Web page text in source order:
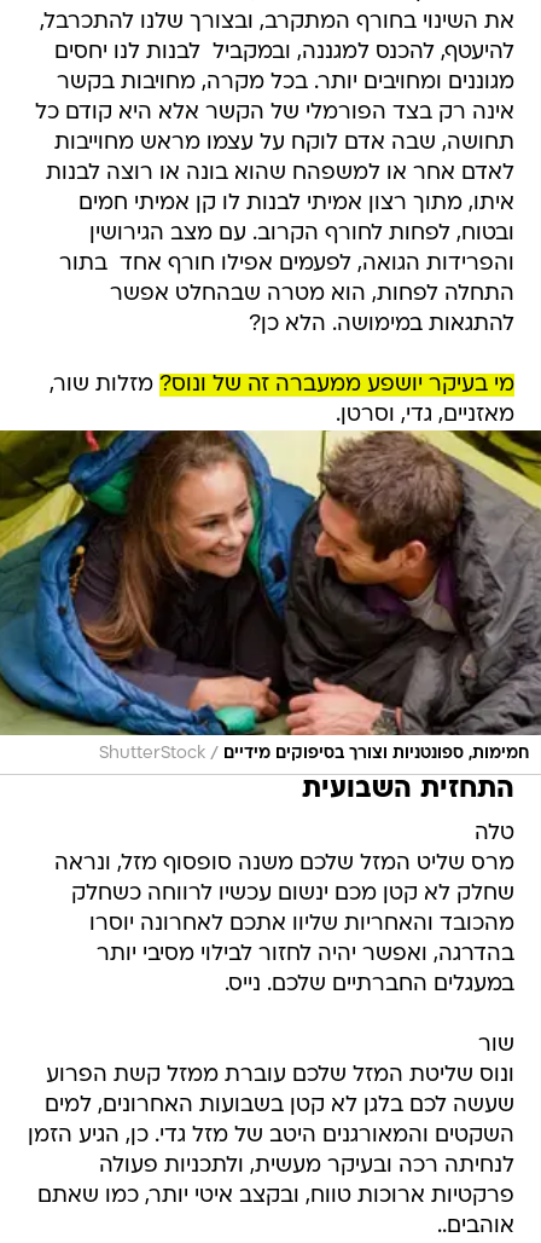
את השינוי בחורף המתקרב, ובצורך שלנו להתכרבל,
להיעטף, להכנס למגננה, ובמקביל  לבנות לנו יחסים
מגוננים ומחויבים יותר. בכל מקרה, מחויבות בקשר
אינה רק בצד הפורמלי של הקשר אלא היא קודם כל
תחושה, שבה אדם לוקח על עצמו מראש מחוייבות
לאדם אחר או למשפהח שהוא בונה או רוצה לבנות
איתו, מתוך רצון אמיתי לבנות לו קן אמיתי חמים
ובטוח, לפחות לחורף הקרוב. עם מצב הגירושין
והפרידות הגואה, לפעמים אפילו חורף אחד  בתור
התחלה לפחות, הוא מטרה שבהחלט אפשר
להתגאות במימושה. הלא כן?
מי בעיקר יושפע ממעברה זה של ונוס? מזלות שור,
מאזניים, גדי, וסרטן.
חמימות, ספונטניות וצורך בסיפוקים מידיים /
ShutterStock
התחזית השבועית
טלה
מרס שליט המזל שלכם משנה סופסוף מזל, ונראה
שחלק לא קטן מכם ינשום עכשיו לרווחה כשחלק
מהכובד והאחריות שליוו אתכם לאחרונה יוסרו
בהדרגה, ואפשר יהיה לחזור לבילוי מסיבי יותר
במעגלים החברתיים שלכם. נייס.
שור
ונוס שליטת המזל שלכם עוברת ממזל קשת הפרוע
שעשה לכם בלגן לא קטן בשבועות האחרונים, למים
השקטים והמאורגנים היטב של מזל גדי. כן, הגיע הזמן
לנחיתה רכה ובעיקר מעשית, ולתכניות פעולה
פרקטיות ארוכות טווח, ובקצב איטי יותר, כמו שאתם
אוהבים..